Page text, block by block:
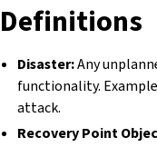
Definitions
Disaster:Any
functionality.
attack.
Recovery Point